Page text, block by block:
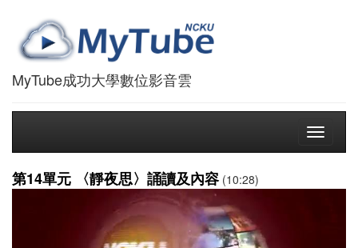
MyTube成功大學數位影音雲
Toggle
第14單元 〈靜夜思〉誦讀及內容 (10:28)